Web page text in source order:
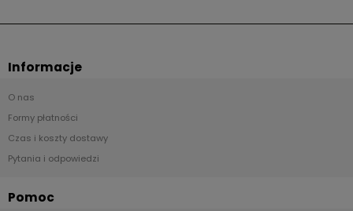
Informacje
O nas
Formy płatności
Czas i koszty dostawy
Pytania i odpowiedzi
Pomoc